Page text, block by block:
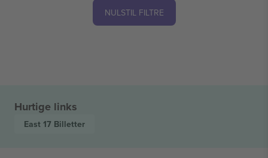
NULSTIL FILTRE
Hurtige links
East 17 Billetter